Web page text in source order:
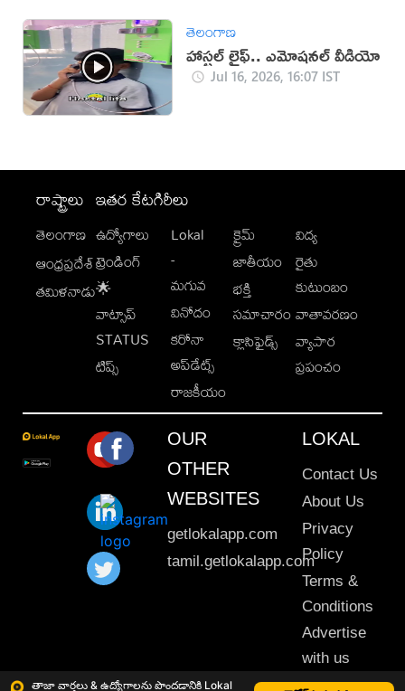
తాజా వార్తలు & ఉద్యోగాలను పొందడానికి Lokal
తెలంగాణ
హాస్టల్ లైఫ్.. ఎమోషనల్ వీడియో
Jul 16, 2026, 16:07 IST
రాష్ట్రాలు
తెలంగాణ
ఆంధ్రప్రదేశ్
తమిళనాడు
ఇతర కేటగిరీలు
ఉద్యోగాలు
ట్రెండింగ్
🌟
వాట్సాప్
STATUS
టిప్స్
Lokal
-
మగువ
వినోదం
కరోనా
అప్‌డేట్స్
రాజకీయం
క్రైమ్
జాతీయం
భక్తి
సమాచారం
క్లాసిఫైడ్స్
విద్య
రైతు
కుటుంబం
వాతావరణం
వ్యాపార
ప్రపంచం
OUR
OTHER
WEBSITES
getlokalapp.com
tamil.getlokalapp.com
LOKAL
Contact Us
About Us
Privacy
Policy
Terms &
Conditions
Advertise
with us
Sitemap